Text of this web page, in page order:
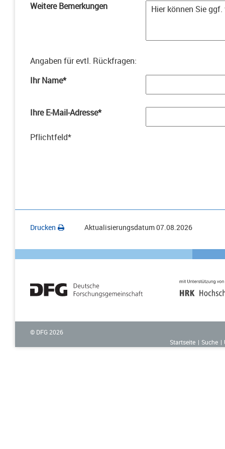
Weitere Bemerkungen
Angaben für evtl. Rückfragen:
Ihr Name*
Ihre E-Mail-Adresse*
Pflichtfeld*
Drucken Aktualisierungsdatum07.08.2026
© DFG 2026
Startseite
Suche